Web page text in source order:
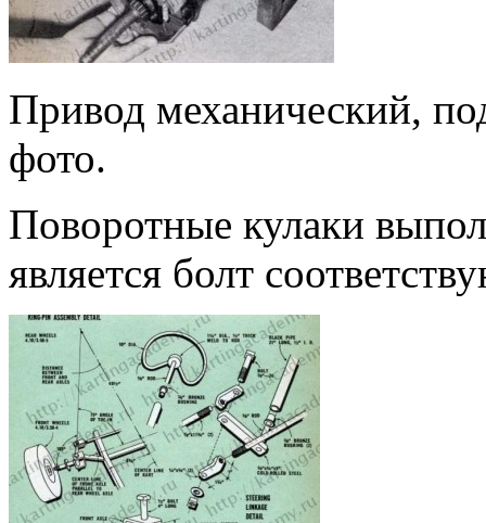
Привод механический,
фото.
Поворотные кулаки
является болт